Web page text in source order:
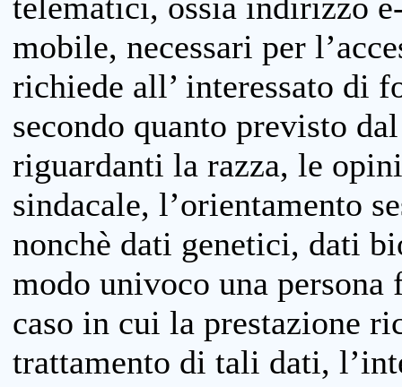
mobile, necessari per
richiede all’ interessato di
secondo quanto previsto
riguardanti la razza, le
sindacale, l’orientamento
nonchè dati genetici, dati
modo univoco una
caso in cui la prestazione
trattamento di tali dati,